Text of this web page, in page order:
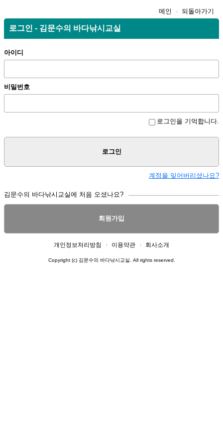
메인 되돌아가기
로그인 - 김문수의 바다낚시교실
아이디
비밀번호
로그인을 기억합니다.
로그인
계정을 잊어버리셨나요?
김문수의 바다낚시교실에 처음 오셨나요?
회원가입
개인정보처리방침 이용약관 회사소개
Copyright (c) 김문수의 바다낚시교실. All rights reserved.